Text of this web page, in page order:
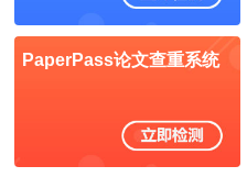
PaperPass论文查重系统